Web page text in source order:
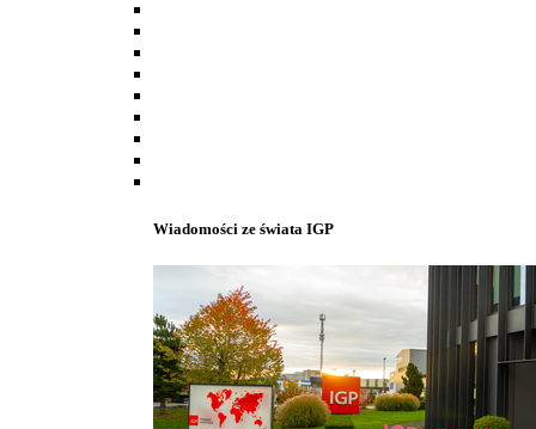
Wiadomości ze świata IGP